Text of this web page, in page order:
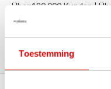
Toestemming
Über 180.000 Kunden |
Kunden